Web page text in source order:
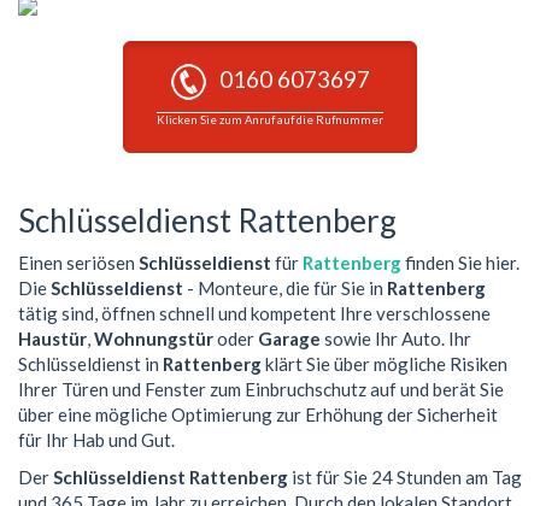
0160 6073697
Klicken Sie zum Anruf auf die Rufnummer
Schlüsseldienst Rattenberg
Einen seriösen Schlüsseldienst für Rattenbergfinden Sie hier.
DieSchlüsseldienst - Monteure, die für Sie in Rattenberg
tätig sind, öffnen schnell und kompetent Ihre verschlossene
Haustür,Wohnungstüroder Garage sowie Ihr Auto. Ihr
Schlüsseldienst in Rattenbergklärt Sie über mögliche Risiken
Ihrer Türen und Fenster zum Einbruchschutz auf und berät Sie
über eine mögliche Optimierung zur Erhöhung der Sicherheit
für Ihr Hab und Gut.
DerSchlüsseldienst Rattenberg ist für Sie 24 Stunden am Tag